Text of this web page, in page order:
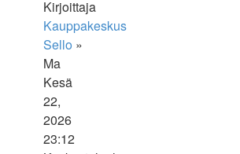
Kirjoittaja
Kauppakeskus
Sello »
Ma
Kesä
22,
2026
23:12